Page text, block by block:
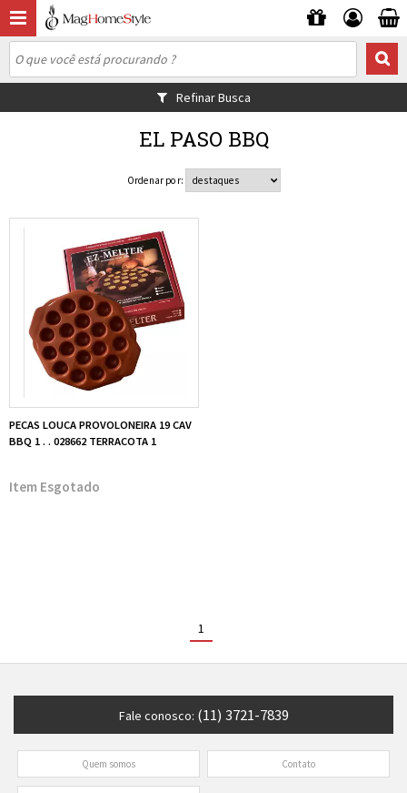
Refinar Busca
EL PASO BBQ
Ordenar por:
PECAS LOUCA PROVOLONEIRA 19 CAV
BBQ 1 . . 028662 TERRACOTA 1
Esgotado
1
Fale conosco: (11) 3721-7839
Quem somos Contato